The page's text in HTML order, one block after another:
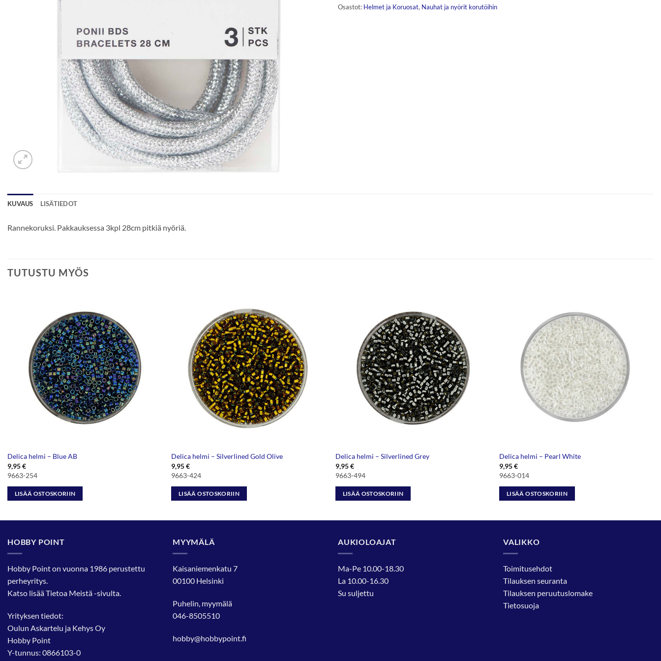
Osastot: Helmet ja Koruosat, Nauhat ja nyörit korutöihin
KUVAUS LISÄTIEDOT
Rannekoruksi. Pakkauksessa 3kpl 28cm pitkiä nyöriä.
TUTUSTU MYÖS
Delica helmi – Blue AB
9,95€
9663-254
LISÄÄ OSTOSKORIIN
Delica helmi – Silverlined Gold Olive
9,95€
9663-424
LISÄÄ OSTOSKORIIN
Delica helmi – Silverlined Grey
9,95€
9663-494
LISÄÄ OSTOSKORIIN
Delica helmi – Pearl White
9,95€
9663-014
LISÄÄ OSTOSKORIIN
HOBBY POINT
Hobby Point on vuonna 1986 perustettu
perheyritys.
Katso lisääTietoa Meistä-sivulta.
Yrityksen tiedot:
Oulun Askartelu ja Kehys Oy
Hobby Point
Y-tunnus: 0866103-0
MYYMÄLÄ
Kaisaniemenkatu 7
00100 Helsinki
Puhelin, myymälä
046-8505510
hobby@hobbypoint.fi
AUKIOLOAJAT
Ma-Pe 10.00-18.30
La 10.00-16.30
Su suljettu
VALIKKO
Toimitusehdot
Tilauksen seuranta
Tilauksen peruutuslomake
Tietosuoja